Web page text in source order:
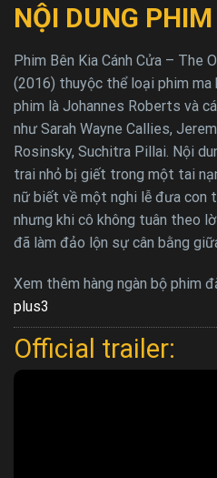
NỘI DUNG PHIM
Phim Bên Kia Cánh Cửa – The
(2016) thuyộc thể loại phim ma
phim là Johannes Roberts và
như Sarah Wayne Callies,
Rosinsky, Suchitra Pillai. Nội
trai nhỏ bị giết trong một tai
nữ biết về một nghi lễ đưa con
nhưng khi cô không tuân theo
đã làm đảo lộn sự cân bằng
Xem thêm hàng ngàn bộ phim
plus3
Official trailer: